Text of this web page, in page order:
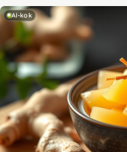
AI-kok